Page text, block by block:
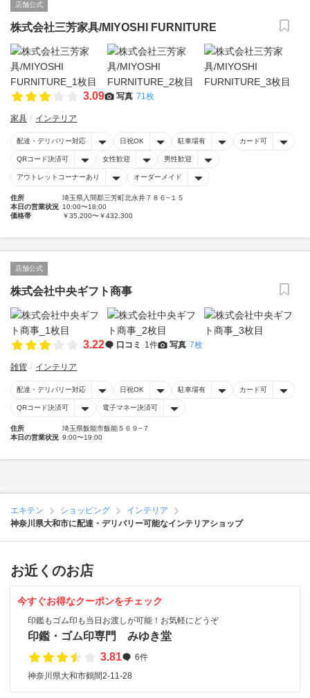
店舗公式
株式会社三芳家具/MIYOSHI FURNITURE
3.09 写真 71枚
家具 インテリア
配達・デリバリー対応 日祝OK 駐車場有 カード可
QRコード決済可 女性歓迎 男性歓迎
アウトレットコーナーあり オーダーメイド
住所
埼玉県入間郡三芳町北永井７８６−１５
本日の営業状況 10:00〜18:00
価格帯
￥35,200〜￥432,300
店舗公式
株式会社中央ギフト商事
3.22 口コミ 1件 写真 7枚
雑貨 インテリア
配達・デリバリー対応 日祝OK 駐車場有 カード可
QRコード決済可 電子マネー決済可
住所
埼玉県飯能市飯能５６９−７
本日の営業状況 9:00〜19:00
エキテン ショッピング
インテリア
神奈川県大和市に配達・デリバリー可能なインテリアショップ
お近くのお店
今すぐお得なクーポンをチェック
印鑑もゴム印も当日お渡しが可能！お気軽にどうぞ
印鑑・ゴム印専門 みゆき堂
3.81
6件
神奈川県大和市鶴間2-11-28